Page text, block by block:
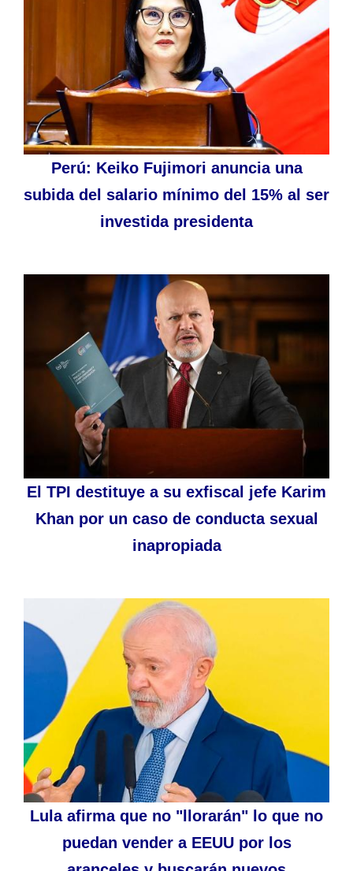
Perú: Keiko Fujimori anuncia una
subida del salario mínimo del 15% al ser
investida presidenta
El TPI destituye a su exfiscal jefe Karim
Khan por un caso de conducta sexual
inapropiada
Lula afirma que no "llorarán" lo que no
puedan vender a EEUU por los